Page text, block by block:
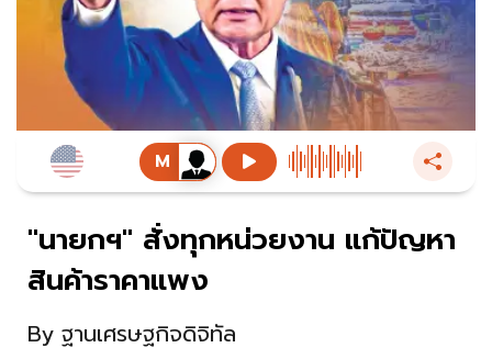
"นายกฯ" สั่งทุกหน่วยงาน แก้ปัญหา
สินค้าราคาแพง
By ฐานเศรษฐกิจดิจิทัล